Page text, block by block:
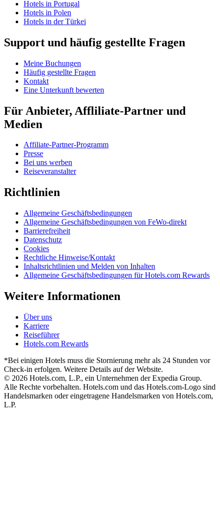
Hotels in Portugal
Hotels in Polen
Hotels in der Türkei
Support und häufig gestellte Fragen
Meine Buchungen
Häufig gestellte Fragen
Kontakt
Eine Unterkunft bewerten
Für Anbieter, Affliliate-Partner und
Medien
Affiliate-Partner-Programm
Presse
Bei uns werben
Reiseveranstalter
Richtlinien
Allgemeine Geschäftsbedingungen
Allgemeine Geschäftsbedingungen von FeWo-direkt
Barrierefreiheit
Datenschutz
Cookies
Rechtliche Hinweise/Kontakt
Inhaltsrichtlinien und Melden von Inhalten
Allgemeine Geschäftsbedingungen für Hotels.com Rewards
Weitere Informationen
Über uns
Karriere
Reiseführer
Hotels.com Rewards
*Bei einigen Hotels muss die Stornierung mehr als 24 Stunden vor
Check-in erfolgen. Weitere Details auf der Website.
© 2026 Hotels.com, L.P., ein Unternehmen der Expedia Group.
Alle Rechte vorbehalten. Hotels.com und das Hotels.com-Logo sind
Handelsmarken oder eingetragene Handelsmarken von Hotels.com,
L.P.